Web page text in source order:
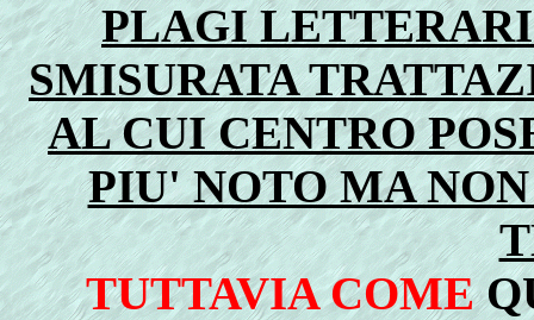
PLAGI
SMISURATA
AL CUI CENTRO
PIU' NOTO MA
TUTTAVIA COME